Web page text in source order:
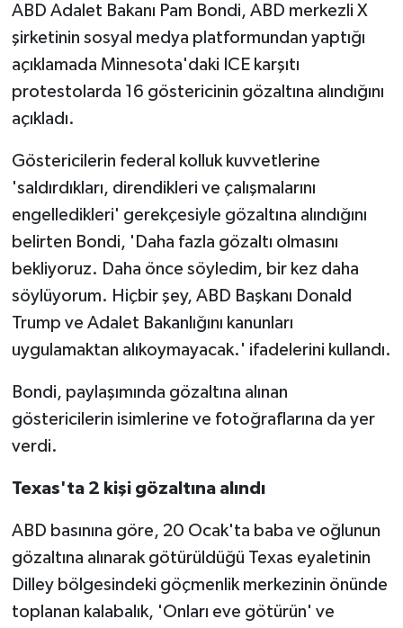
ABD Adalet Bakanı Pam Bondi, ABD merkezli X
şirketinin sosyal medya platformundan yaptığı
açıklamada Minnesota'daki ICE karşıtı
protestolarda 16 göstericinin gözaltına alındığını
açıkladı.
Göstericilerin federal kolluk kuvvetlerine
'saldırdıkları, direndikleri ve çalışmalarını
engelledikleri' gerekçesiyle gözaltına alındığını
belirten Bondi, 'Daha fazla gözaltı olmasını
bekliyoruz. Daha önce söyledim, bir kez daha
söylüyorum. Hiçbir şey, ABD Başkanı Donald
Trump ve Adalet Bakanlığını kanunları
uygulamaktan alıkoymayacak.' ifadelerini kullandı.
Bondi, paylaşımında gözaltına alınan
göstericilerin isimlerine ve fotoğraflarına da yer
verdi.
Texas'ta 2 kişi gözaltına alındı
ABD basınına göre, 20 Ocak'ta baba ve oğlunun
gözaltına alınarak götürüldüğü Texas eyaletinin
Dilley bölgesindeki göçmenlik merkezinin önünde
toplanan kalabalık, 'Onları eve götürün' ve